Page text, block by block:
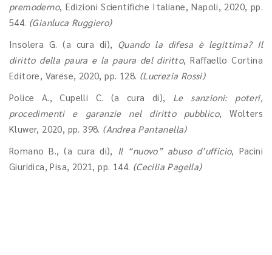
premoderno, Edizioni Scientifiche Italiane, Napoli, 2020, pp.
544. (Gianluca Ruggiero)
Insolera G. (a cura di), Quando la difesa è legittima? Il
diritto della paura e la paura del diritto, Raffaello Cortina
Editore, Varese, 2020, pp. 128. (Lucrezia Rossi)
Police A., Cupelli C. (a cura di), Le sanzioni: poteri,
procedimenti e garanzie nel diritto pubblico, Wolters
Kluwer, 2020, pp. 398. (Andrea Pantanella)
Romano B., (a cura di),
Il “nuovo” abuso d’ufficio, Pacini
Giuridica, Pisa, 2021, pp. 144. (Cecilia Pagella)